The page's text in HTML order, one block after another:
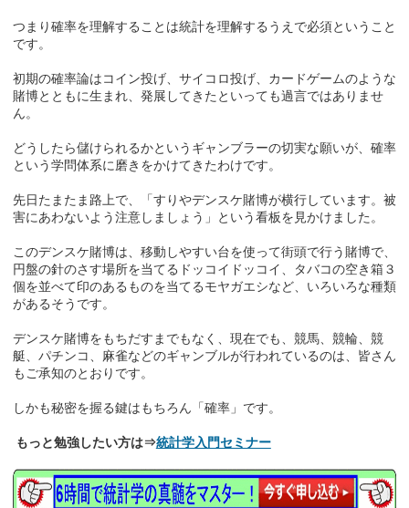
つまり確率を理解することは統計を理解するうえで必須ということ
です。
初期の確率論はコイン投げ、サイコロ投げ、カードゲームのような
賭博とともに生まれ、発展してきたといっても過言ではありませ
ん。
どうしたら儲けられるかというギャンブラーの切実な願いが、確率
という学問体系に磨きをかけてきたわけです。
先日たまたま路上で、「すりやデンスケ賭博が横行しています。被
害にあわないよう注意しましょう」という看板を見かけました。
このデンスケ賭博は、移動しやすい台を使って街頭で行う賭博で、
円盤の針のさす場所を当てるドッコイドッコイ、タバコの空き箱３
個を並べて印のあるものを当てるモヤガエシなど、いろいろな種類
があるそうです。
デンスケ賭博をもちだすまでもなく、現在でも、競馬、競輪、競
艇、パチンコ、麻雀などのギャンブルが行われているのは、皆さん
もご承知のとおりです。
しかも秘密を握る鍵はもちろん「確率」です。
もっと勉強したい方は⇒統計学入門セミナー